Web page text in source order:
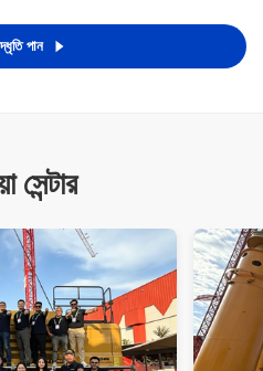
making it an ideal ...
পান
সেন্টার